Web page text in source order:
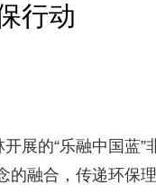
行动
展的“乐融中国蓝”
的融合，传递环保